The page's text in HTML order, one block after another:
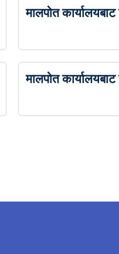
मालपोत
मालपोत